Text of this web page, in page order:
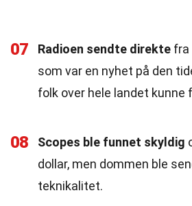
07 Radioen sendte direkte fra
som var en nyhet på den
folk over hele landet kunne
08 Scopes ble funnet skyldig
dollar, men dommen ble
teknikalitet.